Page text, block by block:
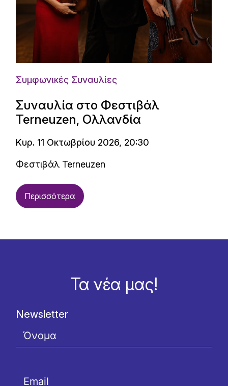
Συμφωνικές Συναυλίες
Συναυλία στο Φεστιβάλ
Terneuzen, Ολλανδία
Κυρ. 11 Οκτωβρίου 2026, 20:30
Φεστιβάλ Terneuzen
Περισσότερα
Τα νέα μας!
Newsletter